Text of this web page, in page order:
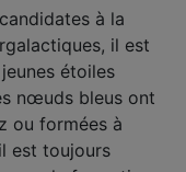
à la
il est
étoiles
nœuds bleus ont
ou formées à
est toujours